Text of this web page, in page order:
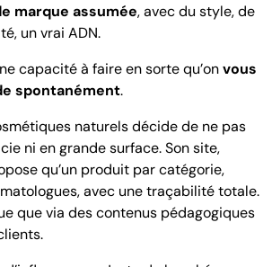
marque assumée, avec du style, de
un vrai ADN.
capacité à faire en sorte qu’onvous
spontanément.
naturels décide de ne pas
ni en grande surface. Son site,
qu’un produit par catégorie,
avec une traçabilité totale.
que via des contenus pédagogiques